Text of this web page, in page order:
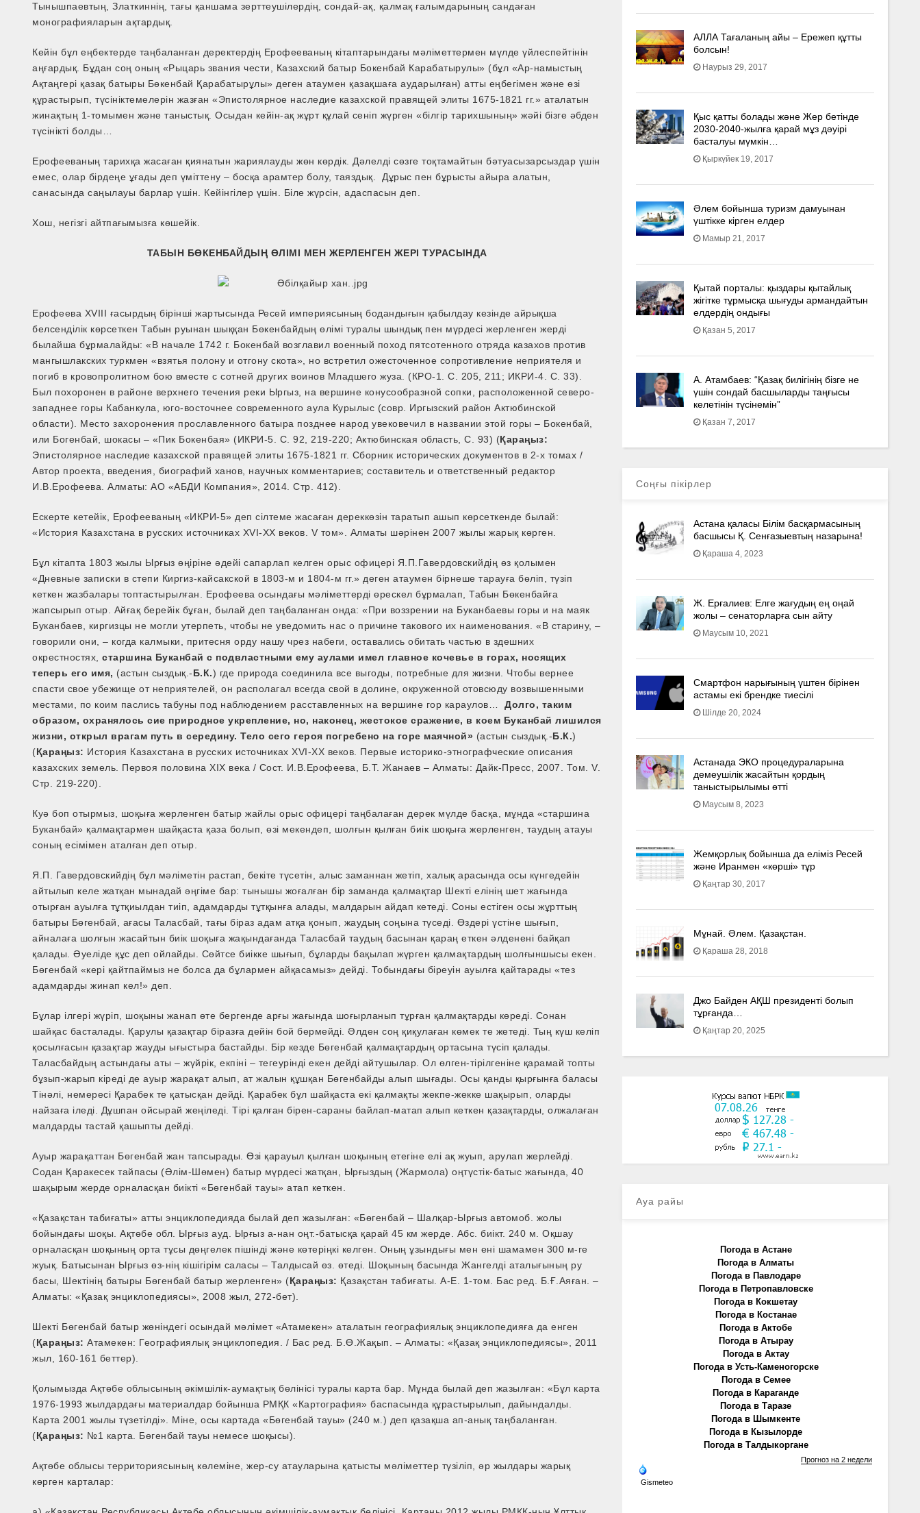
Тынышпаевтың, Златкиннің, тағы қаншама зерттеушілердің, сондай-ақ, қалмақ ғалымдарының сандаған
монографияларын ақтардық.
Кейін бұл еңбектерде таңбаланған деректердің Ерофееваның кітаптарындағы мәліметтермен мүлде үйлеспейтінін
аңғардық. Бұдан соң оның «Рыцарь звания чести, Казахский батыр Бокенбай Карабатырулы» (бұл «Ар-намыстың
Ақтаңгері қазақ батыры Бөкенбай Қарабатырұлы» деген атаумен қазақшаға аударылған) атты еңбегімен және өзі
құрастырып, түсініктемелерін жазған «Эпистолярное наследие казахской правящей элиты 1675-1821 гг.» аталатын
жинақтың 1-томымен және таныстық. Осыдан кейін-ақ жұрт құлай сеніп жүрген «білгір тарихшының» жәйі бізге әбден
түсінікті болды…
Ерофееваның тарихқа жасаған қиянатын жариялауды жөн көрдік. Дәлелді сөзге тоқтамайтын бәтуасызарсыздар үшін
емес, олар бірдеңе ұғады деп үміттену – босқа арамтер болу, таяздық. Дұрыс пен бұрысты айыра алатын,
санасында саңылауы барлар үшін. Кейінгілер үшін. Біле жүрсін, адаспасын деп.
Хош, негізгі айтпағымызға көшейік.
ТАБЫН БӨКЕНБАЙДЫҢ ӨЛІМІ МЕН ЖЕРЛЕНГЕН ЖЕРІ ТУРАСЫНДА
Ерофеева XVIII ғасырдың бірінші жартысында Ресей империясының бодандығын қабылдау кезінде айрықша
белсенділік көрсеткен Табын руынан шыққан Бөкенбайдың өлімі туралы шындық пен мүрдесі жерленген жерді
былайша бұрмалайды: «В начале 1742 г. Бокенбай возглавил военный поход пятсотенного отряда казахов против
мангышлакских туркмен «взятья полону и отгону скота», но встретил ожесточенное сопротивление неприятеля и
погиб в кровопролитном бою вместе с сотней других воинов Младшего жуза. (КРО-1. С. 205, 211; ИКРИ-4. С. 33).
Был похоронен в районе верхнего течения реки Ыргыз, на вершине конусообразной сопки, расположенной северо-
западнее горы Кабанкула, юго-восточнее современного аула Курылыс (совр. Иргызский район Актюбинской
области). Место захоронения прославленного батыра позднее народ увековечил в названии этой горы – Бокенбай,
или Богенбай, шокасы – «Пик Бокенбая» (ИКРИ-5. С. 92, 219-220; Актюбинская область, С. 93) (Қараңыз:
Эпистолярное наследие казахской правящей элиты 1675-1821 гг. Сборник исторических документов в 2-х томах /
Автор проекта, введения, биографий ханов, научных комментариев; составитель и ответственный редактор
И.В.Ерофеева. Алматы: АО «АБДИ Компания», 2014. Стр. 412).
Ескерте кетейік, Ерофееваның «ИКРИ-5» деп сілтеме жасаған дереккөзін таратып ашып көрсеткенде былай:
«История Казахстана в русских источниках XVI-XX веков. V том». Алматы шәрінен 2007 жылы жарық көрген.
Бұл кітапта 1803 жылы Ырғыз өңіріне әдейі сапарлап келген орыс офицері Я.П.Гавердовскийдің өз қолымен
«Дневные записки в степи Киргиз-кайсакской в 1803-м и 1804-м гг.» деген атаумен бірнеше тарауға бөліп, түзіп
кеткен жазбалары топтастырылған. Ерофеева осындағы мәліметтерді өрескел бұрмалап, Табын Бөкенбайға
жапсырып отыр. Айғақ берейік бұған, былай деп таңбаланған онда: «При воззрении на Буканбаевы горы и на маяк
Буканбаев, киргизцы не могли утерпеть, чтобы не уведомить нас о причине такового их наименования. «В старину, –
говорили они, – когда калмыки, притесня орду нашу чрез набеги, оставались обитать частью в здешних
окрестностях,старшина Буканбай с подвластными ему аулами имел главное кочевье в горах, носящих
теперь его имя, (астын сыздық.-Б.К.) где природа соединила все выгоды, потребные для жизни. Чтобы вернее
спасти свое убежище от неприятелей, он располагал всегда свой в долине, окруженной отовсюду возвышенными
местами, по коим паслись табуны под наблюдением расставленных на вершине гор караулов…Долго, таким
образом, охранялось сие природное укрепление, но, наконец, жестокое сражение, в коем Буканбай лишился
жизни, открыл врагам путь в середину. Тело сего героя погребено на горе маячной» (астын сыздық.-Б.К.)
(Қараңыз: История Казахстана в русских источниках XVI-XX веков. Первые историко-этнографческие описания
казахских земель. Первоя половина XIX века / Сост. И.В.Ерофеева, Б.Т. Жанаев – Алматы: Дайк-Пресс, 2007. Том. V.
Стр. 219-220).
Куә боп отырмыз, шоқыға жерленген батыр жайлы орыс офицері таңбалаған дерек мүлде басқа, мұнда «старшина
Буканбай» қалмақтармен шайқаста қаза болып, өзі мекендеп, шолғын қылған биік шоқыға жерленген, таудың атауы
соның есімімен аталған деп отыр.
Я.П. Гавердовскийдің бұл мәліметін растап, бекіте түсетін, алыс заманнан жетіп, халық арасында осы күнгедейін
айтылып келе жатқан мынадай әңгіме бар: тынышы жоғалған бір заманда қалмақтар Шекті елінің шет жағында
отырған ауылға тұтқиылдан тиіп, адамдарды тұтқынға алады, малдарын айдап кетеді. Соны естіген осы жұрттың
батыры Бөгенбай, ағасы Таласбай, тағы біраз адам атқа қонып, жаудың соңына түседі. Өздері үстіне шығып,
айналаға шолғын жасайтын биік шоқыға жақындағанда Таласбай таудың басынан қараң еткен әлденені байқап
қалады. Әуеліде құс деп ойлайды. Сөйтсе биікке шығып, бұларды бақылап жүрген қалмақтардың шолғыншысы екен.
Бөгенбай «кері қайтпаймыз не болса да бұлармен айқасамыз» дейді. Тобындағы біреуін ауылға қайтарады «тез
адамдарды жинап кел!» деп.
Бұлар ілгері жүріп, шоқыны жанап өте бергенде арғы жағында шоғырланып тұрған қалмақтарды көреді. Сонан
шайқас басталады. Қарулы қазақтар біразға дейін бой бермейді. Әлден соң қиқулаған көмек те жетеді. Тың күш келіп
қосылғасын қазақтар жауды ығыстыра бастайды. Бір кезде Бөгенбай қалмақтардың ортасына түсіп қалады.
Таласбайдың астындағы аты – жүйрік, екпіні – тегеурінді екен дейді айтушылар. Ол өлген-тірілгеніне қарамай топты
бұзып-жарып кіреді де ауыр жарақат алып, ат жалын құшқан Бөгенбайды алып шығады. Осы қанды қырғынға баласы
Тінәлі, немересі Қарабек те қатысқан дейді. Қарабек бұл шайқаста екі қалмақты жекпе-жекке шақырып, оларды
найзаға іледі. Дұшпан ойсырай жеңіледі. Тірі қалған бірен-сараны байлап-матап алып кеткен қазақтарды, олжалаған
малдарды тастай қашыпты дейді.
Ауыр жарақаттан Бөгенбай жан тапсырады. Өзі қарауыл қылған шоқының етегіне елі ақ жуып, арулап жерлейді.
Содан Қаракесек тайпасы (Әлім-Шөмен) батыр мүрдесі жатқан, Ырғыздың (Жармола) оңтүстік-батыс жағында, 40
шақырым жерде орналасқан биікті «Бөгенбай тауы» атап кеткен.
«Қазақстан табиғаты» атты энциклопедияда былай деп жазылған: «Бөгенбай – Шалқар-Ырғыз автомоб. жолы
бойындағы шоқы. Ақтөбе обл. Ырғыз ауд. Ырғыз а-нан оңт.-батысқа қарай 45 км жерде. Абс. биікт. 240 м. Оқшау
орналасқан шоқының орта тұсы дөңгелек пішінді және көтеріңкі келген. Оның ұзындығы мен ені шамамен 300 м-ге
жуық. Батысынан Ырғыз өз-нің кішігірім саласы – Талдысай өз. өтеді. Шоқының басында Жангелді аталығының ру
басы, Шектінің батыры Бөгенбай батыр жерленген» (Қараңыз: Қазақстан табиғаты. А-Е. 1-том. Бас ред. Б.Ғ.Аяған. –
Алматы: «Қазақ энциклопедиясы», 2008 жыл, 272-бет).
Шекті Бөгенбай батыр жөніндегі осындай мәлімет «Атамекен» аталатын географиялық энциклопедияға да енген
(Қараңыз: Атамекен: Географиялық энциклопедия. / Бас ред. Б.Ө.Жақып. – Алматы: «Қазақ энциклопедиясы», 2011
жыл, 160-161 беттер).
Қолымызда Ақтөбе облысының әкімшілік-аумақтық бөлінісі туралы карта бар. Мұнда былай деп жазылған: «Бұл карта
1976-1993 жылдардағы материалдар бойынша РМҚК «Картография» баспасында құрастырылып, дайындалды.
Карта 2001 жылы түзетілді». Міне, осы картада «Бөгенбай тауы» (240 м.) деп қазақша ап-анық таңбаланған.
(Қараңыз: №1 карта. Бөгенбай тауы немесе шоқысы).
Ақтөбе облысы территориясының көлеміне, жер-су атауларына қатысты мәліметтер түзіліп, әр жылдары жарық
көрген карталар:
АЛЛА Тағаланың айы – Ережеп құтты
болсын!
Наурыз 29, 2017
Қыс қатты болады және Жер бетінде
2030-2040­-жылға қарай мұз дәуірі
басталуы мүмкін…
Қыркүйек 19, 2017
Әлем бойынша туризм дамуынан
үштікке кірген елдер
Мамыр 21, 2017
Қытай порталы: қыздары қытайлық
жігітке тұрмысқа шығуды армандайтын
елдердің ондығы
Қазан 5, 2017
А. Атамбаев: “Қазақ билігінің бізге не
үшін сондай басшыларды таңғысы
келетінін түсінемін”
Қазан 7, 2017
Соңғы пікірлер
Астана қаласы Білім басқармасының
басшысы Қ. Сенғазыевтың назарына!
Қараша 4, 2023
Ж. Ерғалиев: Елге жағудың ең оңай
жолы – сенаторларға сын айту
Маусым 10, 2021
Смартфон нарығының үштен бірінен
астамы екі брендке тиесілі
Шілде 20, 2024
Астанада ЭКО процедураларына
демеушілік жасайтын қордың
таныстырылымы өтті
Маусым 8, 2023
Жемқорлық бойынша да еліміз Ресей
және Иранмен «көрші» тұр
Қаңтар 30, 2017
Мұнай. Әлем. Қазақстан.
Қараша 28, 2018
Джо Байден АҚШ президенті болып
тұрғанда…
Қаңтар 20, 2025
Ауа райы
Погода в Астане
Погода в Алматы
Погода в Павлодаре
Погода в Петропавловске
Погода в Кокшетау
Погода в Костанае
Погода в Актобе
Погода в Атырау
Погода в Актау
Погода в Усть-Каменогорске
Погода в Семее
Погода в Караганде
Погода в Таразе
Погода в Шымкенте
Погода в Кызылорде
Погода в Талдыкоргане
Gismeteo
Прогноз на 2 недели